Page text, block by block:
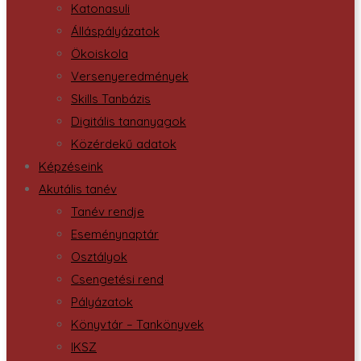
Katonasuli
Álláspályázatok
Ökoiskola
Versenyeredmények
Skills Tanbázis
Digitális tananyagok
Közérdekű adatok
Képzéseink
Akutális tanév
Tanév rendje
Eseménynaptár
Osztályok
Csengetési rend
Pályázatok
Könyvtár – Tankönyvek
IKSZ